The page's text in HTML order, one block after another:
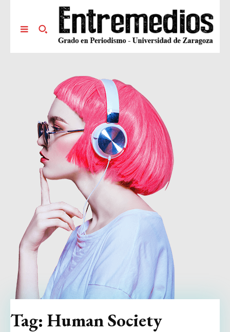
Tag: Human Society